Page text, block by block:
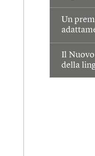
Un
Il
della